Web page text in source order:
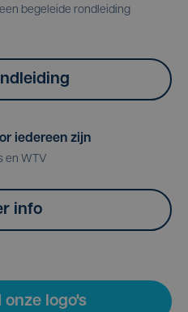
begeleide rondleiding
iedereen zijn
en WTV
info
onze logo's